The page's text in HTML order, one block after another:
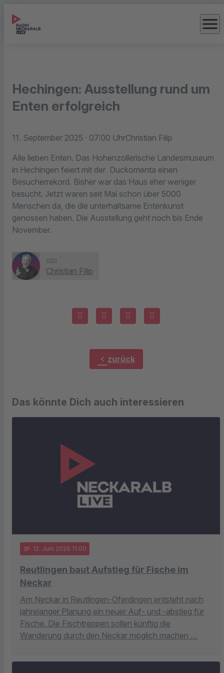
menu
Hechingen: Ausstellung rund um
Enten erfolgreich
11. September 2025 · 07:00 UhrChristian Filip
Alle lieben Enten. Das Hohenzollerische Landesmuseum
in Hechingen feiert mit der Duckomenta einen
Besucherrekord. Bisher war das Haus eher weniger
besucht. Jetzt waren seit Mai schon über 5000
Menschen da, die die unterhaltsame Entenkunst
genossen haben. Die Ausstellung geht noch bis Ende
November.
von
Christian Filip
chevron_left zurück
Das könnte Dich auch interessieren
notes 12. Juni 2026 11:00
Reutlingen baut Aufstieg für Fische im
Neckar
Am Neckar in Reutlingen-Oferdingen entsteht nach
jahrelanger Planung ein neuer Auf- und -abstieg für
Fische. Die Fischtreppen sollen künftig die
Wanderung durch den Neckar möglich machen …